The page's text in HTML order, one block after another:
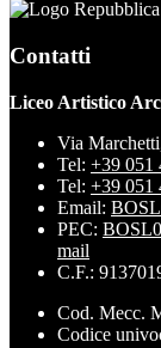
Contatti
Liceo Artistico
Via
Tel: +39 051
Tel: +39 051
Email:
PEC:
mail
C.F.:
Cod. Mecc.
Codice